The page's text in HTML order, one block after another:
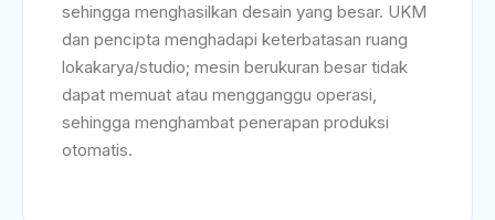
sehingga menghasilkan desain yang besar. UKM
dan pencipta menghadapi keterbatasan ruang
lokakarya/studio; mesin berukuran besar tidak
dapat memuat atau mengganggu operasi,
sehingga menghambat penerapan produksi
otomatis.